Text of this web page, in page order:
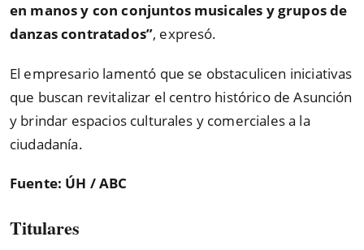
en manos y con conjuntos musicales y grupos de
danzas contratados”, expresó.
El empresario lamentó que se obstaculicen iniciativas
que buscan revitalizar el centro histórico de Asunción
y brindar espacios culturales y comerciales a la
ciudadanía.
Fuente: ÚH / ABC
Titulares